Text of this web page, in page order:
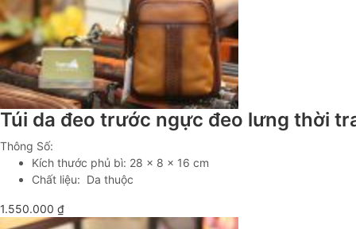
Túi da đeo trước ngực đeo lưng thời
Thông Số:
Kích thước phủ bì: 28 x 8 x 16 cm
Chất liệu: Da thuộc
1.550.000 ₫